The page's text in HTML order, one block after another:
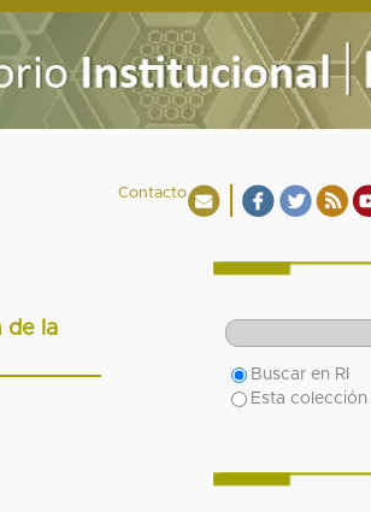
Contacto
de la
Buscar en RI
Esta colección